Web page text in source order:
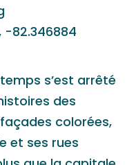
-82.346884
s’est arrêté
des
colorées,
et ses rues